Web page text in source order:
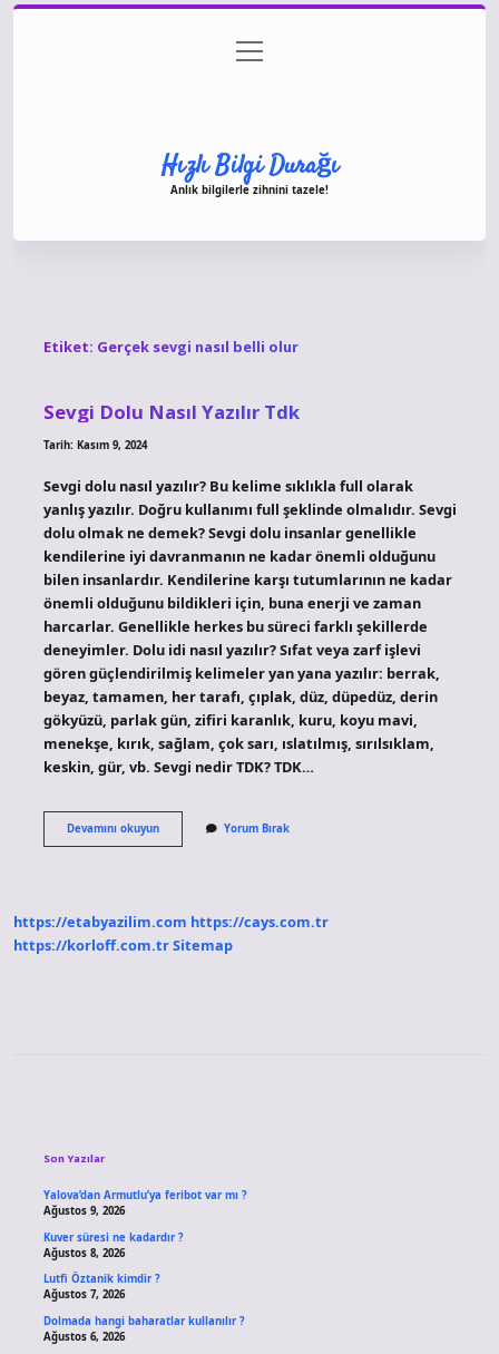
Gizlilik Politikası
menüyü
aç
Hızlı Bilgi Durağı
Anlık bilgilerle zihnini tazele!
Etiket: Gerçek sevgi nasıl belli olur
Sevgi Dolu Nasıl Yazılır Tdk
Tarih: Kasım 9, 2024
Sevgi dolu nasıl yazılır? Bu kelime sıklıkla full olarak
yanlış yazılır. Doğru kullanımı full şeklinde olmalıdır. Sevgi
dolu olmak ne demek? Sevgi dolu insanlar genellikle
kendilerine iyi davranmanın ne kadar önemli olduğunu
bilen insanlardır. Kendilerine karşı tutumlarının ne kadar
önemli olduğunu bildikleri için, buna enerji ve zaman
harcarlar. Genellikle herkes bu süreci farklı şekillerde
deneyimler. Dolu idi nasıl yazılır? Sıfat veya zarf işlevi
gören güçlendirilmiş kelimeler yan yana yazılır: berrak,
beyaz, tamamen, her tarafı, çıplak, düz, düpedüz, derin
gökyüzü, parlak gün, zifiri karanlık, kuru, koyu mavi,
menekşe, kırık, sağlam, çok sarı, ıslatılmış, sırılsıklam,
keskin, gür, vb. Sevgi nedir TDK? TDK…
Devamını okuyunSevgi
Dolu
Yorum Bırak
https://etabyazilim.com https://cays.com.tr
https://korloff.com.trSitemap
Son Yazılar
Yalova’dan Armutlu’ya feribot var mı ?
Ağustos 9, 2026
Kuver süresi ne kadardır ?
Ağustos 8, 2026
Lutfi Öztanik kimdir ?
Ağustos 7, 2026
Dolmada hangi baharatlar kullanılır ?
Ağustos 6, 2026